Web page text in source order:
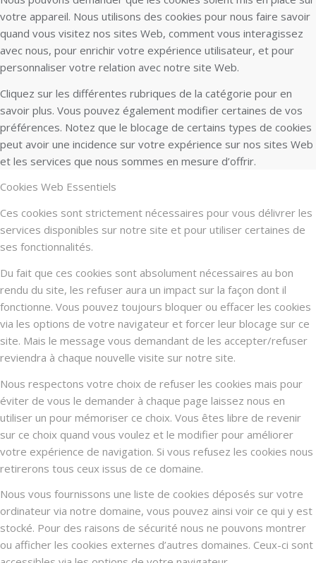
votre appareil. Nous utilisons des cookies pour nous faire savoir
quand vous visitez nos sites Web, comment vous interagissez
avec nous, pour enrichir votre expérience utilisateur, et pour
personnaliser votre relation avec notre site Web.
Cliquez sur les différentes rubriques de la catégorie pour en
savoir plus. Vous pouvez également modifier certaines de vos
préférences. Notez que le blocage de certains types de cookies
peut avoir une incidence sur votre expérience sur nos sites Web
et les services que nous sommes en mesure d’offrir.
Cookies Web Essentiels
Ces cookies sont strictement nécessaires pour vous délivrer les
services disponibles sur notre site et pour utiliser certaines de
ses fonctionnalités.
Du fait que ces cookies sont absolument nécessaires au bon
rendu du site, les refuser aura un impact sur la façon dont il
fonctionne. Vous pouvez toujours bloquer ou effacer les cookies
via les options de votre navigateur et forcer leur blocage sur ce
site. Mais le message vous demandant de les accepter/refuser
reviendra à chaque nouvelle visite sur notre site.
Nous respectons votre choix de refuser les cookies mais pour
éviter de vous le demander à chaque page laissez nous en
utiliser un pour mémoriser ce choix. Vous êtes libre de revenir
sur ce choix quand vous voulez et le modifier pour améliorer
votre expérience de navigation. Si vous refusez les cookies nous
retirerons tous ceux issus de ce domaine.
Nous vous fournissons une liste de cookies déposés sur votre
ordinateur via notre domaine, vous pouvez ainsi voir ce qui y est
stocké. Pour des raisons de sécurité nous ne pouvons montrer
ou afficher les cookies externes d’autres domaines. Ceux-ci sont